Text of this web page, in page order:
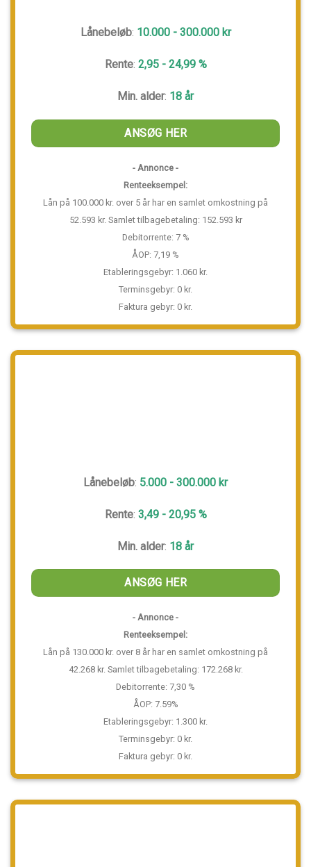
Lånebeløb: 10.000 - 300.000 kr
Rente: 2,95 - 24,99 %
Min. alder: 18 år
ANSØG HER
- Annonce -
Renteeksempel:
Lån på 100.000 kr. over 5 år har en samlet omkostning på
52.593 kr. Samlet tilbagebetaling: 152.593 kr
Debitorrente: 7 %
ÅOP: 7,19 %
Etableringsgebyr: 1.060 kr.
Terminsgebyr: 0 kr.
Faktura gebyr: 0 kr.
Lånebeløb: 5.000 - 300.000 kr
Rente: 3,49 - 20,95 %
Min. alder: 18 år
ANSØG HER
- Annonce -
Renteeksempel:
Lån på 130.000 kr. over 8 år har en samlet omkostning på
42.268 kr. Samlet tilbagebetaling: 172.268 kr.
Debitorrente: 7,30 %
ÅOP: 7.59%
Etableringsgebyr: 1.300 kr.
Terminsgebyr: 0 kr.
Faktura gebyr: 0 kr.